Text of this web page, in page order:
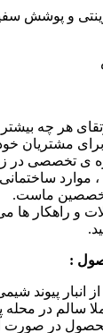
3 میل پرینتی
هر چه
مشتریان
ی تخصصی در
ماست.
راهکار ها می
:
انبار پیوند
سالم در محله
در صورت